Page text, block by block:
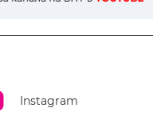
Instagram